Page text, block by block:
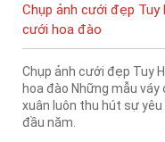
Chụp ảnh cưới đẹp Tuy
cưới hoa đào
Chụp ảnh cưới đẹp Tuy
hoa đào Những mẫu
xuân luôn thu hút sự
đầu năm.